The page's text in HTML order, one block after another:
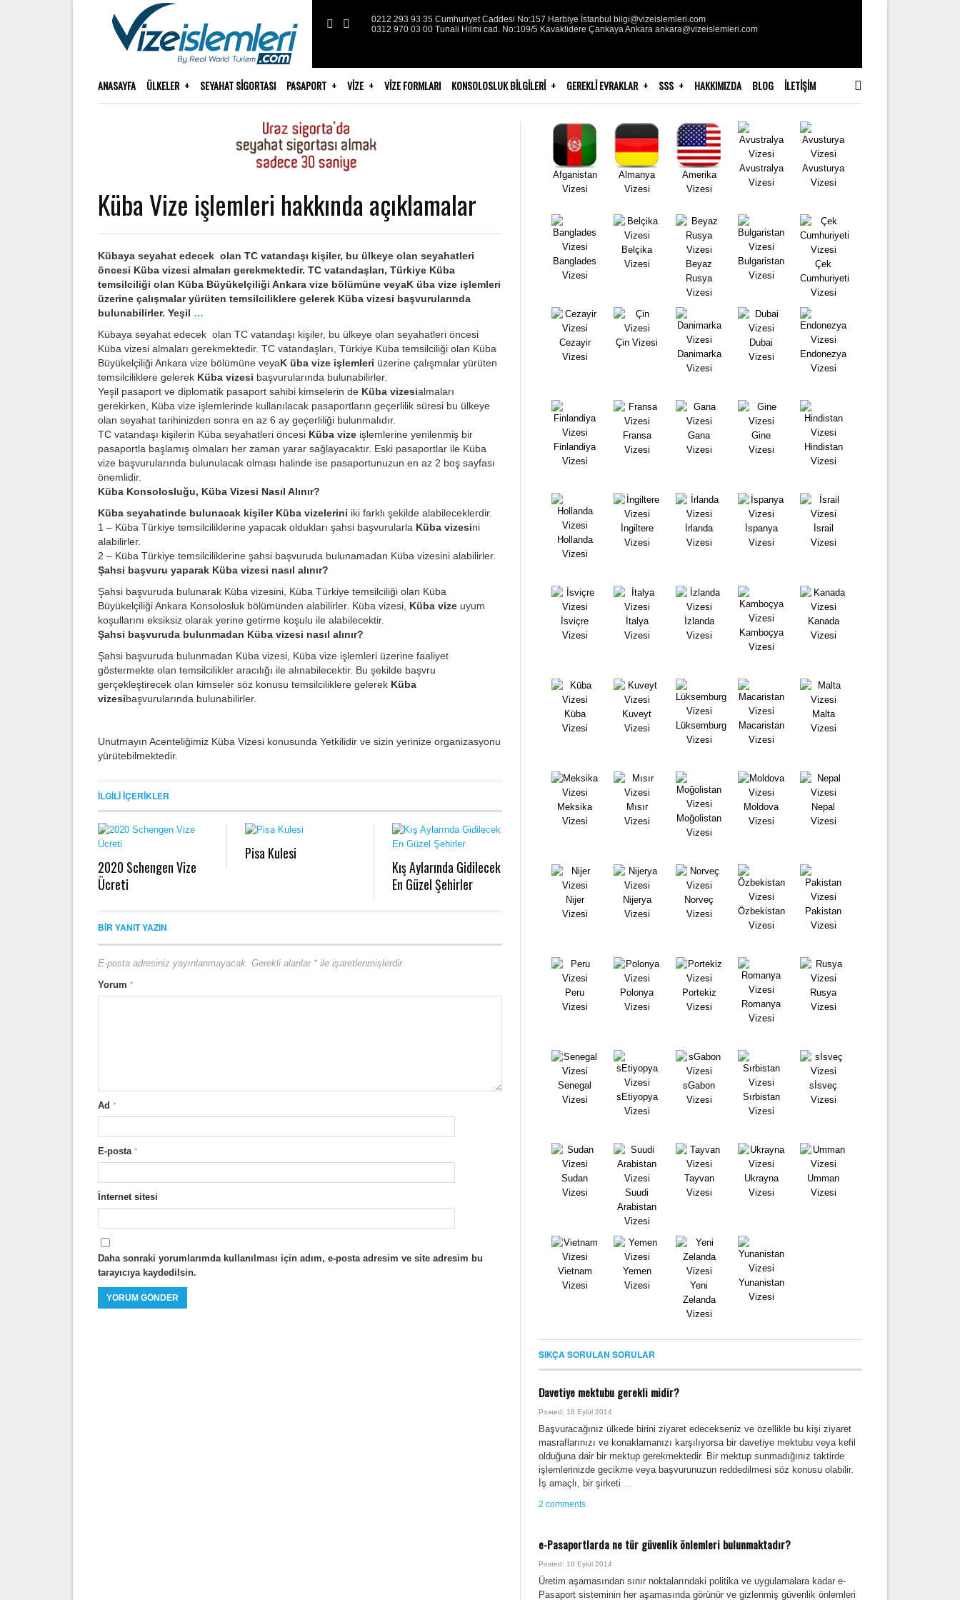
0212 293 93 35 Cumhuriyet Caddesi No:157 Harbiye İstanbul bilgi@vizeislemleri.com
0312 970 03 00 Tunali Hilmi cad. No:109/5 Kavaklidere Çankaya Ankara ankara@vizeislemleri.com
ANASAYFA ÜLKELER SEYAHAT SIGORTASI PASAPORT VIZE VIZE FORMLARI KONSOLOSLUK BILGILERI GEREKLI EVRAKLAR SSS HAKKIMIZDA BLOG İLETIŞIM
Küba Vize işlemleri hakkında açıklamalar
Kübaya seyahat edecek olan TC vatandaşı kişiler, bu ülkeye olan seyahatleri
öncesi Küba vizesi almaları gerekmektedir. TC vatandaşları, Türkiye Küba
temsilciliği olan Küba Büyükelçiliği Ankara vize bölümüne veyaK üba vize işlemleri
üzerine çalışmalar yürüten temsilciliklere gelerek Küba vizesi başvurularında
bulunabilirler. Yeşil …
Kübaya seyahat edecek olan TC vatandaşı kişiler, bu ülkeye olan seyahatleri öncesi
Küba vizesi almaları gerekmektedir. TC vatandaşları, Türkiye Küba temsilciliği olan Küba
Büyükelçiliği Ankara vize bölümüne veyaK üba vize işlemleri üzerine çalışmalar yürüten
temsilciliklere gelerek Küba vizesi başvurularında bulunabilirler.
Yeşil pasaport ve diplomatik pasaport sahibi kimselerin de Küba vizesialmaları
gerekirken, Küba vize işlemlerinde kullanılacak pasaportların geçerlilik süresi bu ülkeye
olan seyahat tarihinizden sonra en az 6 ay geçerliliği bulunmalıdır.
TC vatandaşı kişilerin Küba seyahatleri öncesi Küba vize işlemlerine yenilenmiş bir
pasaportla başlamış olmaları her zaman yarar sağlayacaktır. Eski pasaportlar ile Küba
vize başvurularında bulunulacak olması halinde ise pasaportunuzun en az 2 boş sayfası
önemlidir.
Küba Konsolosluğu, Küba Vizesi Nasıl Alınır?
Küba seyahatinde bulunacak kişiler Küba vizelerini iki farklı şekilde alabileceklerdir.
1 – Küba Türkiye temsilciliklerine yapacak oldukları şahsi başvurularla Küba vizesini
alabilirler.
2 – Küba Türkiye temsilciliklerine şahsi başvuruda bulunamadan Küba vizesini alabilirler.
Şahsi başvuru yaparak Küba vizesi nasıl alınır?
Şahsi başvuruda bulunarak Küba vizesini, Küba Türkiye temsilciliği olan Küba
Büyükelçiliği Ankara Konsolosluk bölümünden alabilirler. Küba vizesi, Küba vize uyum
koşullarını eksiksiz olarak yerine getirme koşulu ile alabilecektir.
Şahsi başvuruda bulunmadan Küba vizesi nasıl alınır?
Şahsi başvuruda bulunmadan Küba vizesi, Küba vize işlemleri üzerine faaliyet
göstermekte olan temsilcilikler aracılığı ile alınabilecektir. Bu şekilde başvru
gerçekleştirecek olan kimseler söz konusu temsilciliklere gelerek Küba
vizesibaşvurularında bulunabilirler.
Unutmayın Acenteliğimiz Küba Vizesi konusunda Yetkilidir ve sizin yerinize organizasyonu
yürütebilmektedir.
İLGILI İÇERIKLER
2020 Schengen Vize
Ücreti
Pisa Kulesi
Kış Aylarında Gidilecek
En Güzel Şehirler
BIR YANIT YAZIN
E-posta adresiniz yayınlanmayacak. Gerekli alanlar * ile işaretlenmişlerdir
Yorum *
Ad *
E-posta *
İnternet sitesi
Daha sonraki yorumlarımda kullanılması için adım, e-posta adresim ve site adresim bu
tarayıcıya kaydedilsin.
Afganistan
Vizesi
Almanya
Vizesi
Amerika
Vizesi
Avustralya
Vizesi
Avusturya
Vizesi
Banglades
Vizesi
Belçika
Vizesi
Beyaz
Rusya
Vizesi
Bulgaristan
Vizesi
Çek
Cumhuriyeti
Vizesi
Cezayir
Vizesi
Çin Vizesi
Danimarka
Vizesi
Dubai
Vizesi
Endonezya
Vizesi
Finlandiya
Vizesi
Fransa
Vizesi
Gana
Vizesi
Gine
Vizesi
Hindistan
Vizesi
Hollanda
Vizesi
İngiltere
Vizesi
İrlanda
Vizesi
İspanya
Vizesi
İsrail
Vizesi
İsviçre
Vizesi
İtalya
Vizesi
İzlanda
Vizesi
Kamboçya
Vizesi
Kanada
Vizesi
Küba
Vizesi
Kuveyt
Vizesi
Lüksemburg
Vizesi
Macaristan
Vizesi
Malta
Vizesi
Meksika
Vizesi
Mısır
Vizesi
Moğolistan
Vizesi
Moldova
Vizesi
Nepal
Vizesi
Nijer
Vizesi
Nijerya
Vizesi
Norveç
Vizesi
Özbekistan
Vizesi
Pakistan
Vizesi
Peru
Vizesi
Polonya
Vizesi
Portekiz
Vizesi
Romanya
Vizesi
Rusya
Vizesi
Senegal
Vizesi
sEtiyopya
Vizesi
sGabon
Vizesi
Sırbistan
Vizesi
sİsveç
Vizesi
Sudan
Vizesi
Suudi
Arabistan
Vizesi
Tayvan
Vizesi
Ukrayna
Vizesi
Umman
Vizesi
Vietnam
Vizesi
Yemen
Vizesi
Yeni
Zelanda
Vizesi
Yunanistan
Vizesi
SIKÇA SORULAN SORULAR
Davetiye mektubu gerekli midir?
Posted: 18 Eylül 2014
Başvuracağınız ülkede birini ziyaret edecekseniz ve özellikle bu kişi ziyaret
masraflarınızı ve konaklamanızı karşılıyorsa bir davetiye mektubu veya kefil
olduğuna dair bir mektup gerekmektedir. Bir mektup sunmadığınız taktirde
işlemlerinizde gecikme veya başvurunuzun reddedilmesi söz konusu olabilir.
İş amaçlı, bir şirketi
2 comments
e-Pasaportlarda ne tür güvenlik önlemleri bulunmaktadır?
Posted: 18 Eylül 2014
Üretim aşamasından sınır noktalarındaki politika ve uygulamalara kadar e-
Pasaport sisteminin her aşamasında görünür ve gizlenmiş güvenlik önlemleri